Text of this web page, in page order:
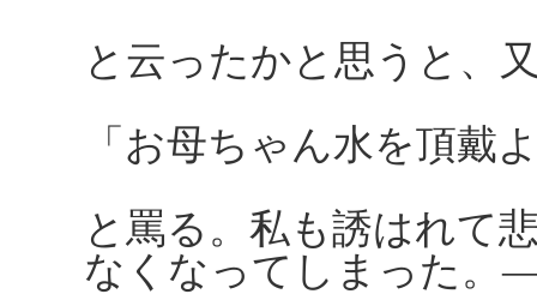
と云ったかと思うと、
「お母ちゃん水を頂戴
と罵る。私も誘はれて
なくなってしまった。